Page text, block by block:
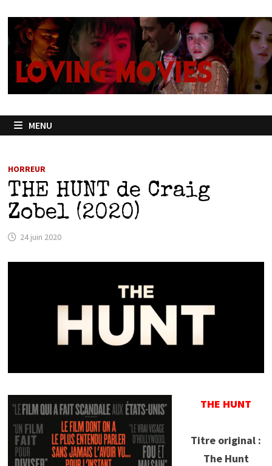
contenu
MENU
HORREUR
THE HUNT de Craig
Zobel (2020)
24 juin 2020
THE HUNT
Titre original :
The Hunt